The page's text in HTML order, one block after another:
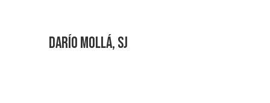
Darío Mollá, SJ